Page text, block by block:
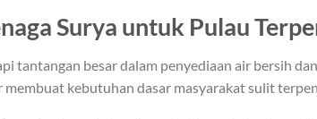
Surya untuk Pulau
tantangan besar dalam penyediaan air bersih
kebutuhan dasar masyarakat sulit